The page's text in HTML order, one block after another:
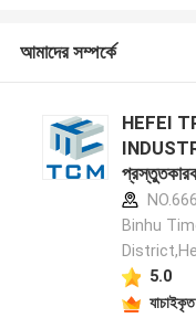
আমাদের সম্পর্কে
HEFEI
Binhu
5.0